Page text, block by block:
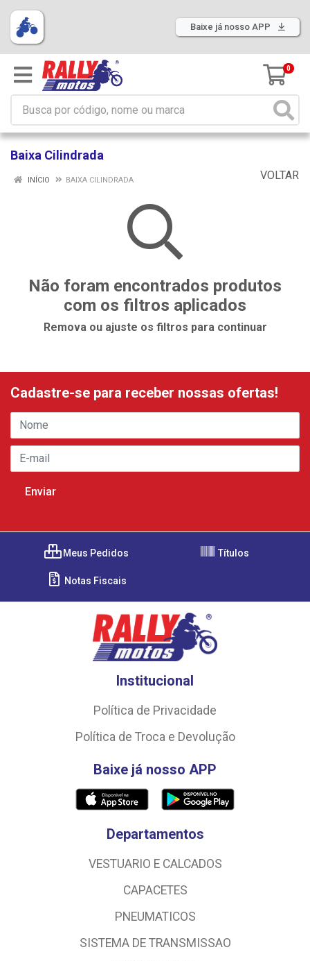
Baixe já nosso APP
0
Baixa Cilindrada
VOLTAR
INÍCIO BAIXA CILINDRADA
Não foram encontrados produtos
com os filtros aplicados
Remova ou ajuste os filtros para continuar
Cadastre-se para receber nossas ofertas!
Meus Pedidos Títulos
Notas Fiscais
Institucional
Política de Privacidade
Política de Troca e Devolução
Baixe já nosso APP
Departamentos
VESTUARIO E CALCADOS
CAPACETES
PNEUMATICOS
SISTEMA DE TRANSMISSAO